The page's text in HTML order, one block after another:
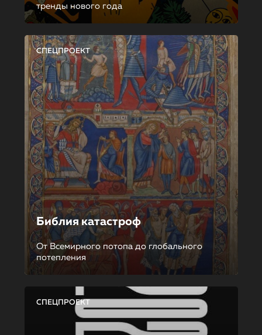
тренды нового года
СПЕЦПРОЕКТ
Библия катастроф
От Всемирного потопа до глобального
потепления
СПЕЦПРОЕКТ